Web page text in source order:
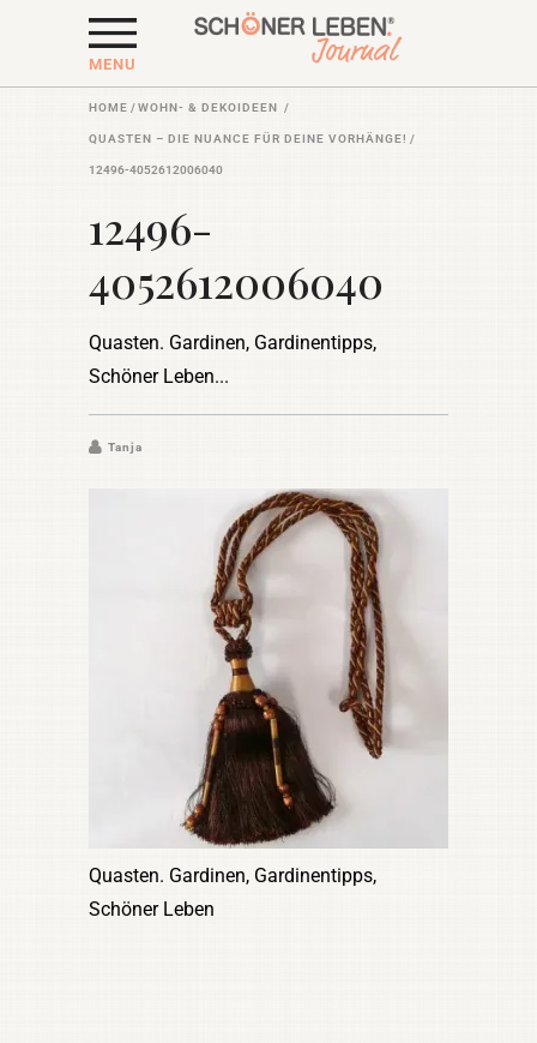
MENU
HOME /WOHN- & DEKOIDEEN /
QUASTEN – DIE NUANCE FÜR DEINE VORHÄNGE! /
12496-4052612006040
12496-
4052612006040
Quasten. Gardinen, Gardinentipps,
Schöner Leben
Tanja
Quasten. Gardinen, Gardinentipps,
Schöner Leben